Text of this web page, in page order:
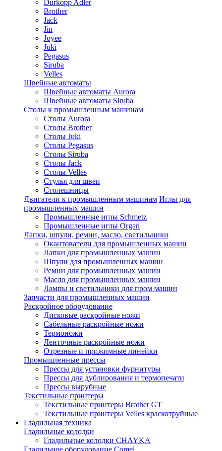
Durkopp Adler
Brother
Jack
Jin
Joyee
Juki
Pegasus
Siruba
Velles
Швейные автоматы
Швейные автоматы Aurora
Швейные автоматы Siruba
Столы к промышленным машинам
Столы Aurora
Столы Brother
Столы Juki
Столы Pegasus
Столы Siruba
Столы Jack
Столы Velles
Стулья для швеи
Столешницы
Двигатели к промышленным машинам Иглы для
промышленных машин
Промышленные иглы Schmetz
Промышленные иглы Organ
Лапки, шпули, ремни, масло, светильники
Окантователи для промышленных машин
Лапки для промышленных машин
Шпули для промышленных машин
Ремни для промышленных машин
Масло для промышленных машин
Лампы и светильники для пром машин
Запчасти для промышленных машин
Раскройное оборудование
Дисковые раскройные ножи
Сабельные раскройные ножи
Термоножи
Ленточные раскройные ножи
Отрезные и прижимные линейки
Промышленные прессы
Прессы для установки фурнитуры
Прессы для дублирования и термопечати
Прессы вырубные
Текстильные принтеры
Текстильные принтеры Brother GT
Текстильные принтеры Velles краскотруйные
Гладильная техника
Гладильные колодки
Гладильные колодки CHAYKA
Гладильное оборудование Comel